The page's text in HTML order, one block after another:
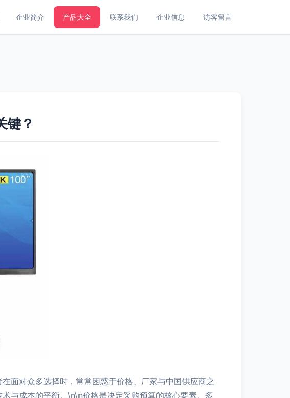
企业简介 产品大全 联系我们 企业信息 访客留言
键？
面对众多选择时，常常困惑于价格、厂家与中国供应商之
与成本的平衡。\n\n价格是决定采购预算的核心要素。多